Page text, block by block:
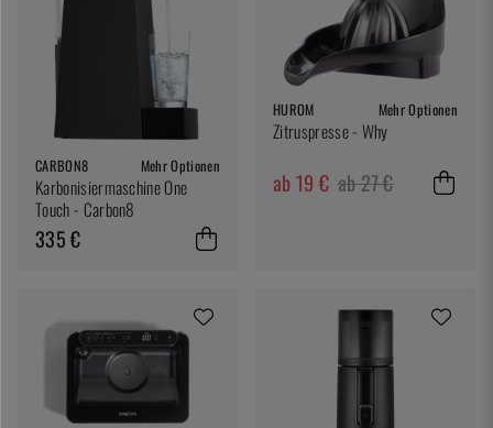
CARBON8 Mehr Optionen
Karbonisiermaschine One
Touch - Carbon8
335 €
HUROM Mehr Optionen
Zitruspresse - Why
ab 19 € ab 27 €